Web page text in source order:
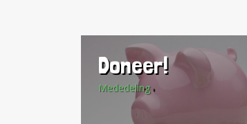
Doneer!
Mededeling